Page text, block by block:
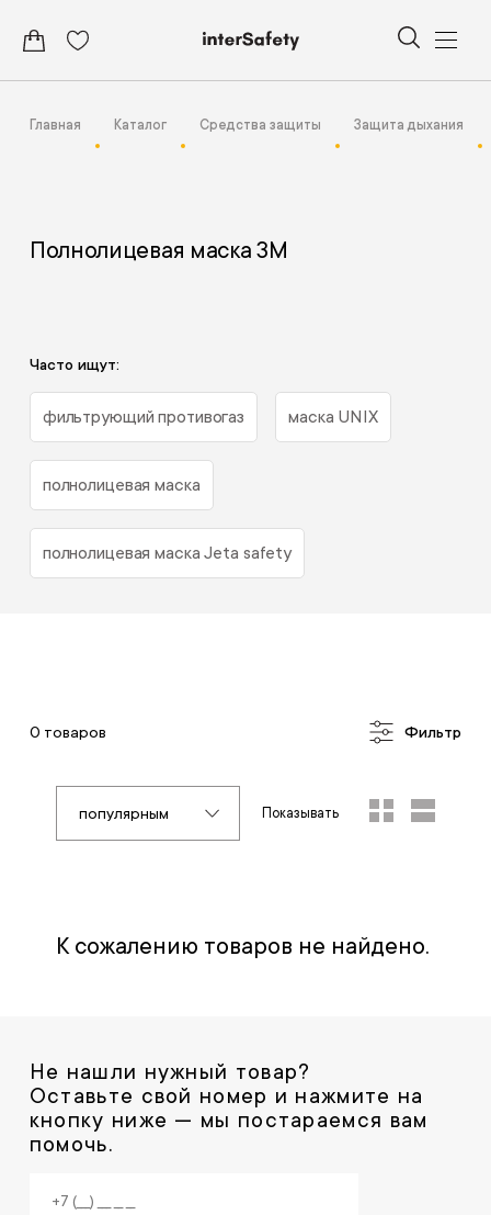
Главная Каталог Средства защиты Защита дыхания
Полнолицевая маска 3М
Часто ищут:
фильтрующий противогаз маска UNIX
полнолицевая маска
полнолицевая маска Jeta safety
0 товаров Фильтр
популярным Показывать
К сожалению товаров не найдено.
Не нашли нужный товар?
Оставьте свой номер и нажмите на
кнопку ниже — мы постараемся вам
помочь.